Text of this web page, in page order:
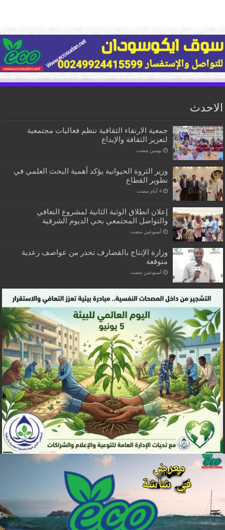
الاحدث
جمعية الارتقاء الثقافية تنظم فعاليات مجتمعية
لتعزيز الثقافة والإبداع
‏يومين مضت
وزير الثروة الحيوانية يؤكد أهمية البحث العلمي في
تطوير القطاع
إعلان انطلاق الوثبة الثانية لمشروع التعافي
والتواصل المجتمعي بحي الديوم الشرقية
‏أسبوعين مضت
وزارة الإنتاج بالقضارف تحذر من عواصف رعدية
متوقعة
‏أسبوعين مضت